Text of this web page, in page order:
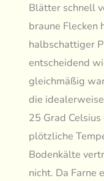
Blätter schnell
braune Flecken
halbschattiger
entscheidend
gleichmäßig
die
25 Grad
plötzliche
Bodenkälte
nicht. Da Farne